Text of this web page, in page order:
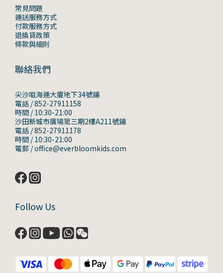
常見問題
運送服務方式
付款服務方式
退換貨政策
條款與細則
聯絡我們
尖沙咀海運大廈地下34號鋪
電話 / 852-27911158
時間 / 10:30-21:00
沙田新城市廣場第三期2樓A211號鋪
電話 / 852-27911178
時間 / 10:30-21:00
電郵 / office@everbloomkids.com
Follow Us